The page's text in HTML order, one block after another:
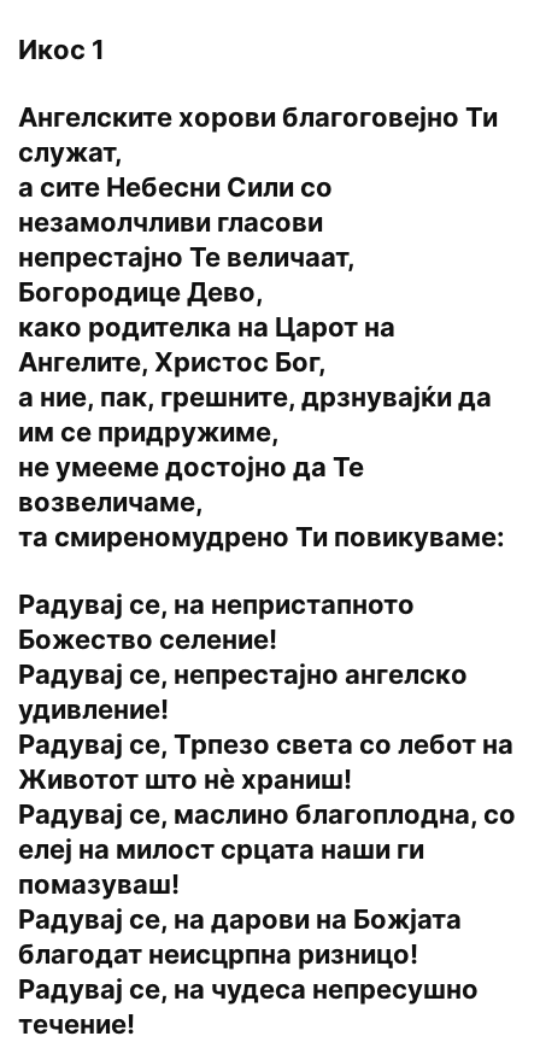
Икос 1
Ангелските хорови благоговејно Ти
служат,
а сите Небесни Сили со
незамолчливи гласови
непрестајно Те величаат,
Богородице Дево,
како родителка на Царот на
Ангелите, Христос Бог,
а ние, пак, грешните, дрзнувајќи да
им се придружиме,
не умееме достојно да Те
возвеличаме,
та смиреномудрено Ти повикуваме:
Радувај се, на непристапното
Божество селение!
Радувај се, непрестајно ангелско
удивление!
Радувај се, Трпезо света со лебот на
Животот што нѐ храниш!
Радувај се, маслино благоплодна, со
елеј на милост срцата наши ги
помазуваш!
Радувај се, на дарови на Божјата
благодат неисцрпна ризницо!
Радувај се, на чудеса непресушно
течение!